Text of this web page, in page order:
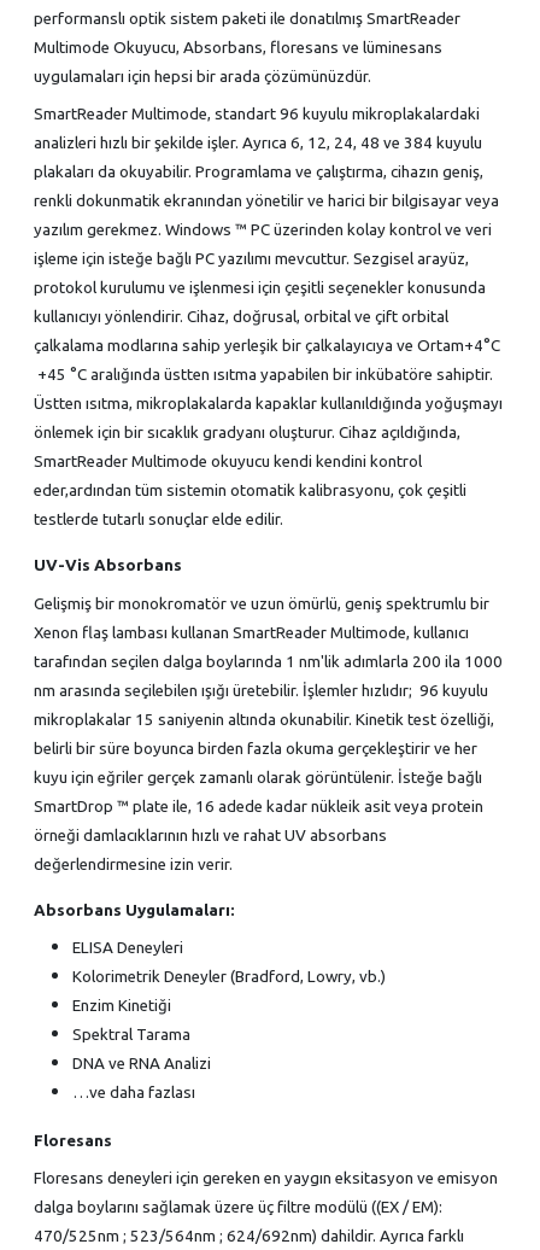
performanslı optik sistem paketi ile donatılmış SmartReader
Multimode Okuyucu, Absorbans, floresans ve lüminesans
uygulamaları için hepsi bir arada çözümünüzdür.
SmartReader Multimode, standart 96 kuyulu mikroplakalardaki
analizleri hızlı bir şekilde işler. Ayrıca 6, 12, 24, 48 ve 384 kuyulu
plakaları da okuyabilir. Programlama ve çalıştırma, cihazın geniş,
renkli dokunmatik ekranından yönetilir ve harici bir bilgisayar veya
yazılım gerekmez. Windows ™ PC üzerinden kolay kontrol ve veri
işleme için isteğe bağlı PC yazılımı mevcuttur. Sezgisel arayüz,
protokol kurulumu ve işlenmesi için çeşitli seçenekler konusunda
kullanıcıyı yönlendirir. Cihaz, doğrusal, orbital ve çift orbital
çalkalama modlarına sahip yerleşik bir çalkalayıcıya ve Ortam+4°C
+45 °C aralığında üstten ısıtma yapabilen bir inkübatöre sahiptir.
Üstten ısıtma, mikroplakalarda kapaklar kullanıldığında yoğuşmayı
önlemek için bir sıcaklık gradyanı oluşturur. Cihaz açıldığında,
SmartReader Multimode okuyucu kendi kendini kontrol
eder,ardından tüm sistemin otomatik kalibrasyonu, çok çeşitli
testlerde tutarlı sonuçlar elde edilir.
UV-Vis Absorbans
Gelişmiş bir monokromatör ve uzun ömürlü, geniş spektrumlu bir
Xenon flaş lambası kullanan SmartReader Multimode, kullanıcı
tarafından seçilen dalga boylarında 1 nm'lik adımlarla 200 ila 1000
nm arasında seçilebilen ışığı üretebilir. İşlemler hızlıdır; 96 kuyulu
mikroplakalar 15 saniyenin altında okunabilir. Kinetik test özelliği,
belirli bir süre boyunca birden fazla okuma gerçekleştirir ve her
kuyu için eğriler gerçek zamanlı olarak görüntülenir. İsteğe bağlı
SmartDrop ™ plate ile, 16 adede kadar nükleik asit veya protein
örneği damlacıklarının hızlı ve rahat UV absorbans
değerlendirmesine izin verir.
Absorbans Uygulamaları:
ELISA Deneyleri
Kolorimetrik Deneyler (Bradford, Lowry, vb.)
Enzim Kinetiği
Spektral Tarama
DNA ve RNA Analizi
…ve daha fazlası
Floresans
Floresans deneyleri için gereken en yaygın eksitasyon ve emisyon
dalga boylarını sağlamak üzere üç filtre modülü ((EX / EM):
470/525nm ; 523/564nm ; 624/692nm) dahildir. Ayrıca farklı